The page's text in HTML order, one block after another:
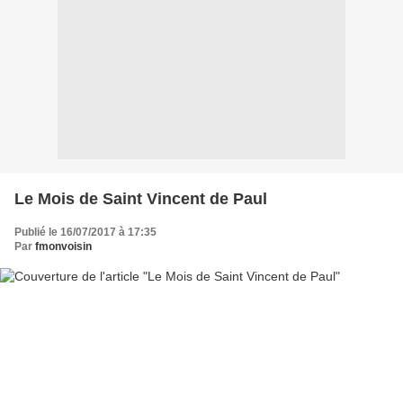
Le Mois de Saint Vincent de Paul
Publié le 16/07/2017 à 17:35
Par fmonvoisin